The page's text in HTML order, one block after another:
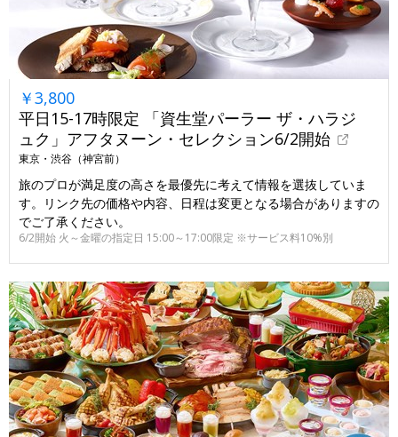
￥3,800
平日15-17時限定 「資生堂パーラー ザ・ハラジ
ュク」アフタヌーン・セレクション6/2開始
東京・渋谷（神宮前）
旅のプロが満足度の高さを最優先に考えて情報を選抜していま
す。リンク先の価格や内容、日程は変更となる場合がありますの
でご了承ください。
6/2開始 火～金曜の指定日 15:00～17:00限定 ※サービス料10%別